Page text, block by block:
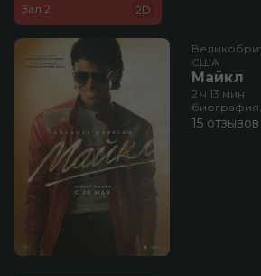
Зал 2
2D
США
Майкл
2 ч 13 мин
15 отзывов